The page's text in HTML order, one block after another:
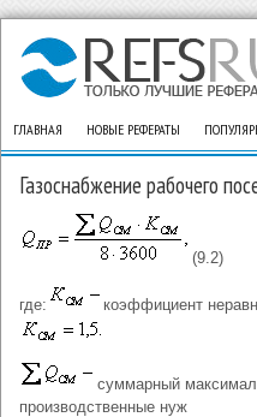
ГЛАВНАЯ НОВЫЕ РЕФЕРАТЫ
Газоснабжение рабочего
(9.2)
где: коэффициент
суммарный
производственные нуж